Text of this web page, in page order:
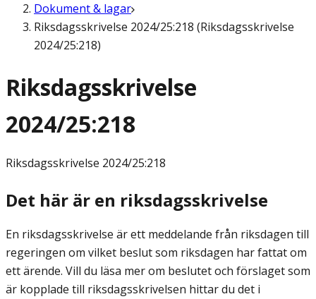
Dokument & lagar
Riksdagsskrivelse 2024/25:218 (Riksdagsskrivelse
2024/25:218)
Riksdagsskrivelse
2024/25:218
Riksdagsskrivelse 2024/25:218
Det här är en riksdagsskrivelse
En riksdagsskrivelse är ett meddelande från riksdagen till
regeringen om vilket beslut som riksdagen har fattat om
ett ärende. Vill du läsa mer om beslutet och förslaget som
är kopplade till riksdagsskrivelsen hittar du det i